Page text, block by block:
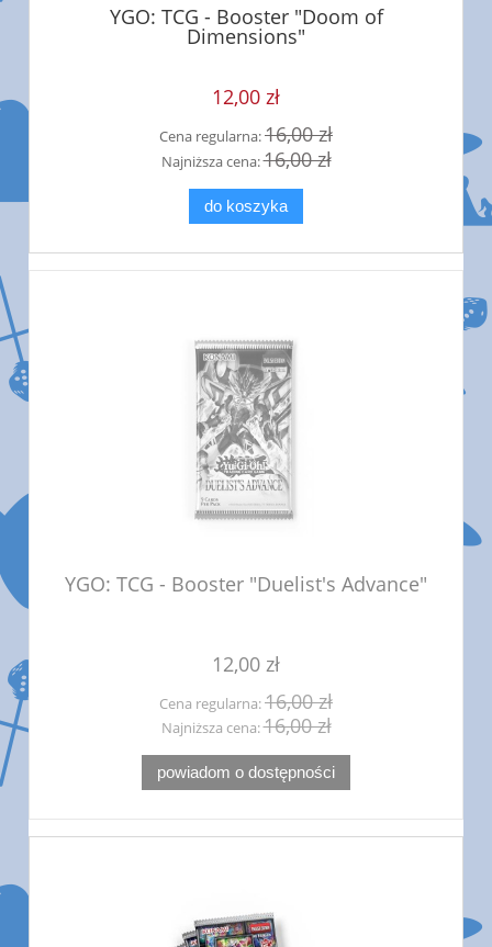
YGO: TCG - Booster "Doom of
Dimensions"
12,00 zł
Cena regularna:16,00 zł
Najniższa cena:16,00 zł
do koszyka
YGO: TCG - Booster "Duelist's Advance"
12,00 zł
Cena regularna:16,00 zł
Najniższa cena:16,00 zł
powiadom o dostępności